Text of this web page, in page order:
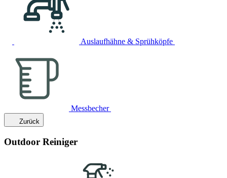
Auslaufhähne & Sprühköpfe
Messbecher
Zurück
Outdoor Reiniger